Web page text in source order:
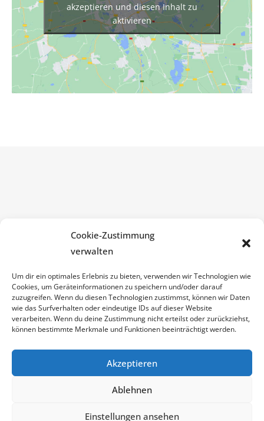
Cookie-Zustimmung
verwalten
Um dir ein optimales Erlebnis zu bieten, verwenden wir Technologien wie
Cookies, um Geräteinformationen zu speichern und/oder darauf
zuzugreifen. Wenn du diesen Technologien zustimmst, können wir Daten
wie das Surfverhalten oder eindeutige IDs auf dieser Website
verarbeiten. Wenn du deine Zustimmung nicht erteilst oder zurückziehst,
können bestimmte Merkmale und Funktionen beeinträchtigt werden.
Akzeptieren
Ablehnen
Einstellungen ansehen
akzeptieren und diesen Inhalt zu
aktivieren
Let's Connect